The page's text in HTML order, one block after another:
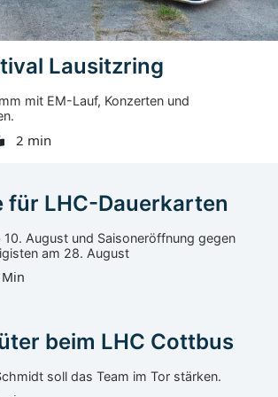
Lausitzring
mit EM-Lauf, Konzerten und
2 min
für LHC-Dauerkarten
10. August und Saisoneröffnung gegen
am 28. August
beim LHC Cottbus
soll das Team im Tor stärken.